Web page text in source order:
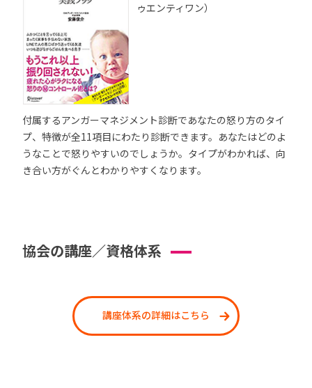
ゥエンティワン）
付属するアンガーマネジメント診断であなたの怒り方のタイ
プ、特徴が全11項目にわたり診断できます。あなたはどのよ
うなことで怒りやすいのでしょうか。タイプがわかれば、向
き合い方がぐんとわかりやすくなります。
協会の講座／資格体系
講座体系の詳細はこちら